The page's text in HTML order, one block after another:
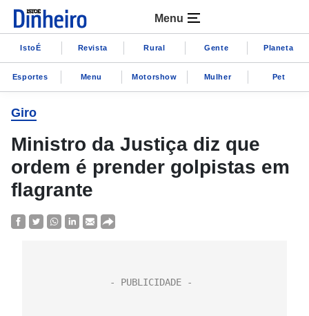
Menu
IstoÉ Revista Rural Gente Planeta
Esportes Menu Motorshow Mulher Pet
Giro
Ministro da Justiça diz que
ordem é prender golpistas em
flagrante